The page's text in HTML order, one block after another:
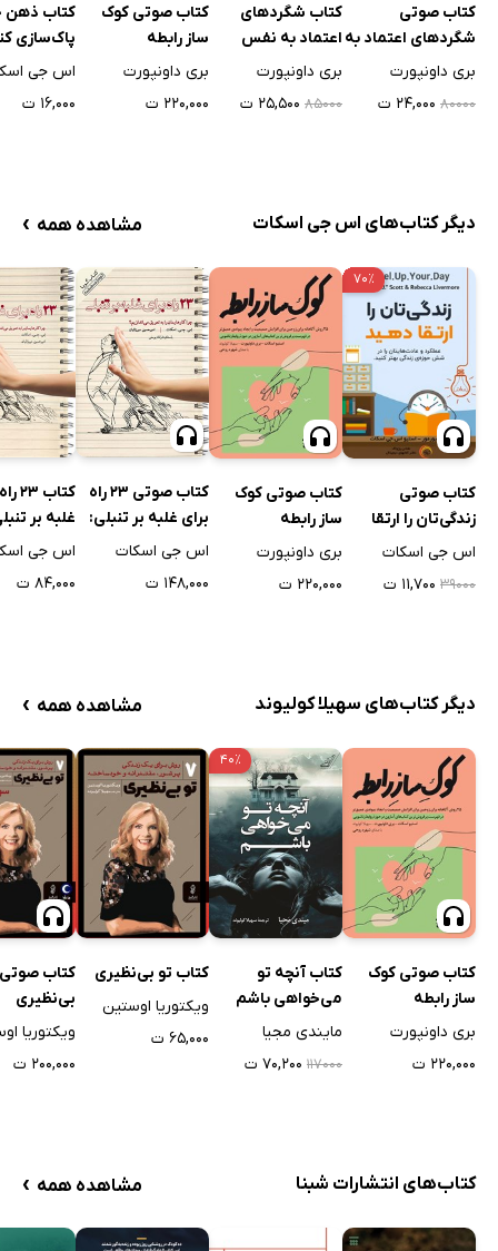
کتاب صوتی
شگردهای اعتماد به
نفس
بری داونپورت
۸۰۰۰۰ ۲۴,۰۰۰ ت
کتاب شگردهای
اعتماد به نفس
بری داونپورت
۸۵۰۰۰ ۲۵,۵۰۰ ت
کتاب صوتی کوک
ساز رابطه
بری داونپورت
۲۲۰,۰۰۰ ت
کتاب ذهن
پاک‌سازی
اس جی
۱۶,۰۰۰ ت
دیگر کتاب‌های اس جی اسکات مشاهده همه ›
۷۰٪
کتاب صوتی
زندگی‌تان را ارتقا
دهید
اس جی اسکات
۳۹۰۰۰ ۱۱,۷۰۰ ت
کتاب صوتی کوک
ساز رابطه
بری داونپورت
۲۲۰,۰۰۰ ت
کتاب صوتی 23 راه
برای غلبه بر تنبلی:
چرا کارهایمان را به
اس جی اسکات
۱۴۸,۰۰۰ ت
غلبه بر
کارهایمان
اس جی
۸۴,۰۰۰ ت
دیگر کتاب‌های سهیلا کولیوند مشاهده همه ›
کتاب صوتی کوک
ساز رابطه
بری داونپورت
۲۲۰,۰۰۰ ت
۴۰٪
کتاب آنچه تو
می‌خواهی باشم
مایندی مجیا
۱۱۷۰۰۰ ۷۰,۲۰۰ ت
کتاب تو بی‌نظیری
ویکتوریا اوستین
۶۵,۰۰۰ ت
کتاب
بی‌نظیری
ویکتوریا
۲۰۰,۰۰۰ ت
کتاب‌های انتشارات شبنا مشاهده همه ›